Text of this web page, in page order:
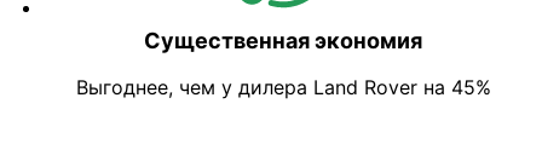
Существенная экономия
Выгоднее, чем у дилера Land Rover на 45%